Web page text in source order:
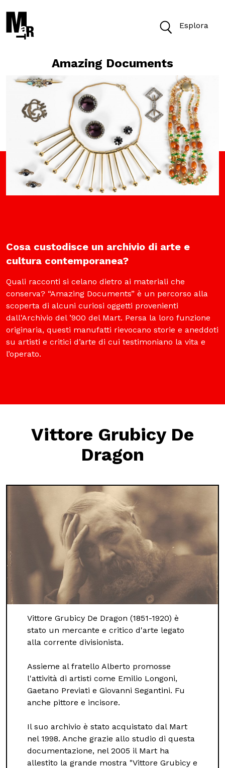
Esplora
Oggi il Museo è aperto dalle 10 alle 19.30
Biglietti
Cerca nel sito
Cerca
MOSTRE ED EVENTI
OPERE E ARCHIVI
IL MART
Membership
Famiglie
Visita il Mart in totale sicurezza: le nostre norme COVID-19
ITA ENG DEU
Amazing Documents
Cosa custodisce un archivio di arte e
cultura contemporanea?
Quali racconti si celano dietro ai materiali che
conserva? “Amazing Documents” è un percorso alla
scoperta di alcuni curiosi oggetti provenienti
dall'Archivio del ’900 del Mart. Persa la loro funzione
originaria, questi manufatti rievocano storie e aneddoti
su artisti e critici d’arte di cui testimoniano la vita e
l’operato.
Vittore Grubicy De
Dragon
Vittore Grubicy De Dragon (1851-1920) è
stato un mercante e critico d'arte legato
alla corrente divisionista.
Assieme al fratello Alberto promosse
l'attività di artisti come Emilio Longoni,
Gaetano Previati e Giovanni Segantini. Fu
anche pittore e incisore.
Il suo archivio è stato acquistato dal Mart
nel 1998. Anche grazie allo studio di questa
documentazione, nel 2005 il Mart ha
allestito la grande mostra "Vittore Grubicy e